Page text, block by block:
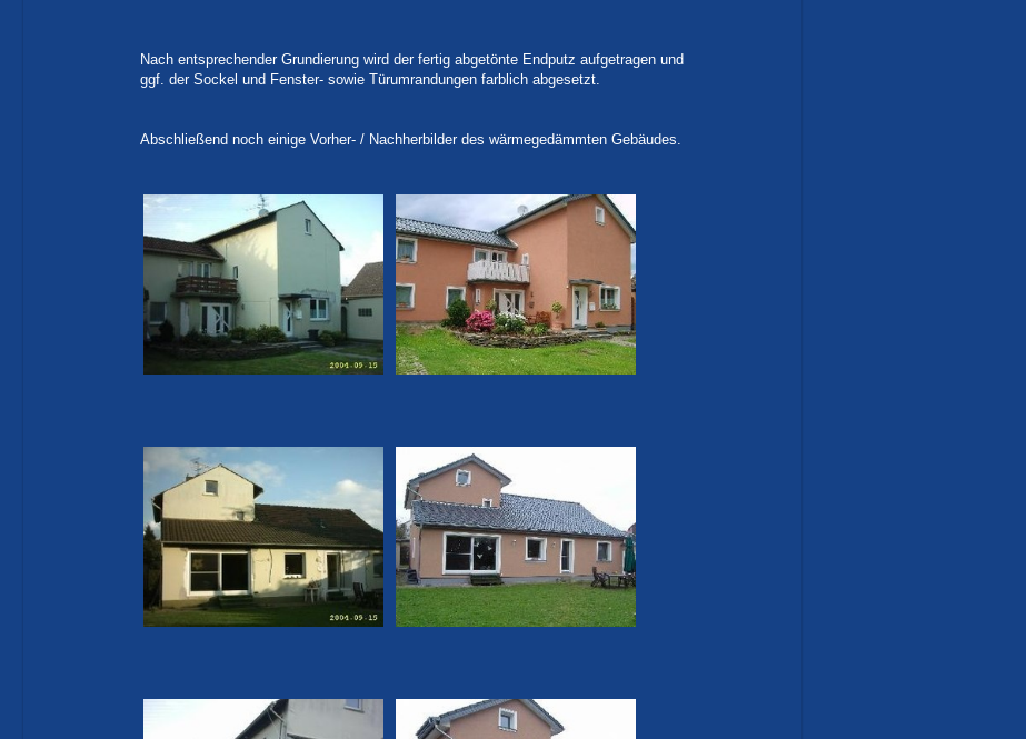
Nach entsprechender Grundierung wird der fertig abgetönte Endputz aufgetragen und
ggf. der Sockel und Fenster- sowie Türumrandungen farblich abgesetzt.
Abschließend noch einige Vorher- / Nachherbilder des wärmegedämmten Gebäudes.